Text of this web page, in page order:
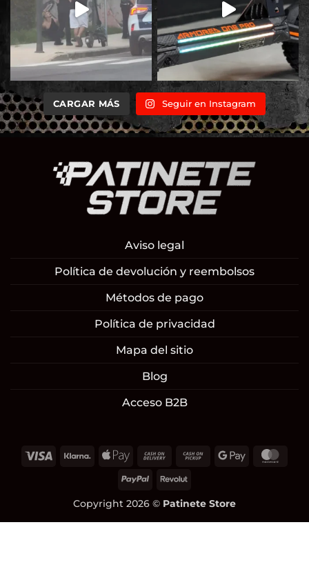
CARGAR MÁS Seguir en Instagram
Aviso legal
Política de devolución y reembolsos
Métodos de pago
Política de privacidad
Mapa del sitio
Blog
Acceso B2B
Visa Klarna Apple
Cash
Delivery
Cash
Google
PayPal Revolut
Copyright 2026 © Patinete Store